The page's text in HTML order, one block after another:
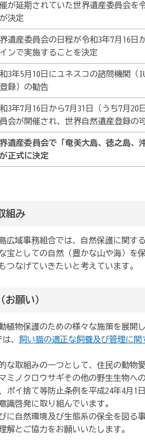
が延期されていた世界遺産委員会を
決定
遺産委員会の日程が令和3年7月16日
ンで実施することを決定
3年5月10日にユネスコの諮問機関（
登録）の勧告
3年7月16日から7月31日（うち7月
会が開催され、世界自然遺産登録の
遺産委員会で「奄美大島、徳之島、
正式に決定
組み
広域事務組合では、自然保護に関す
宝としての自然（豊かな山や海）を
つなげていきたいと考えています。
願い）
植物保護のための様々な施策を展開し
、 飼い猫の適正な飼養及び管理に関
な取組みの一つとして、住民の動物
ミノクロウサギその他の野生生物へ
ポイ捨て等防止条例を平成24年4月1
識啓発に取り組んでいます。
に自然環境及び生態系の保全を図る
解とご協力をお願いいたします。